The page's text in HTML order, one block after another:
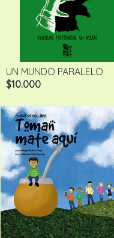
UN MUNDO PARALELO
$10.000